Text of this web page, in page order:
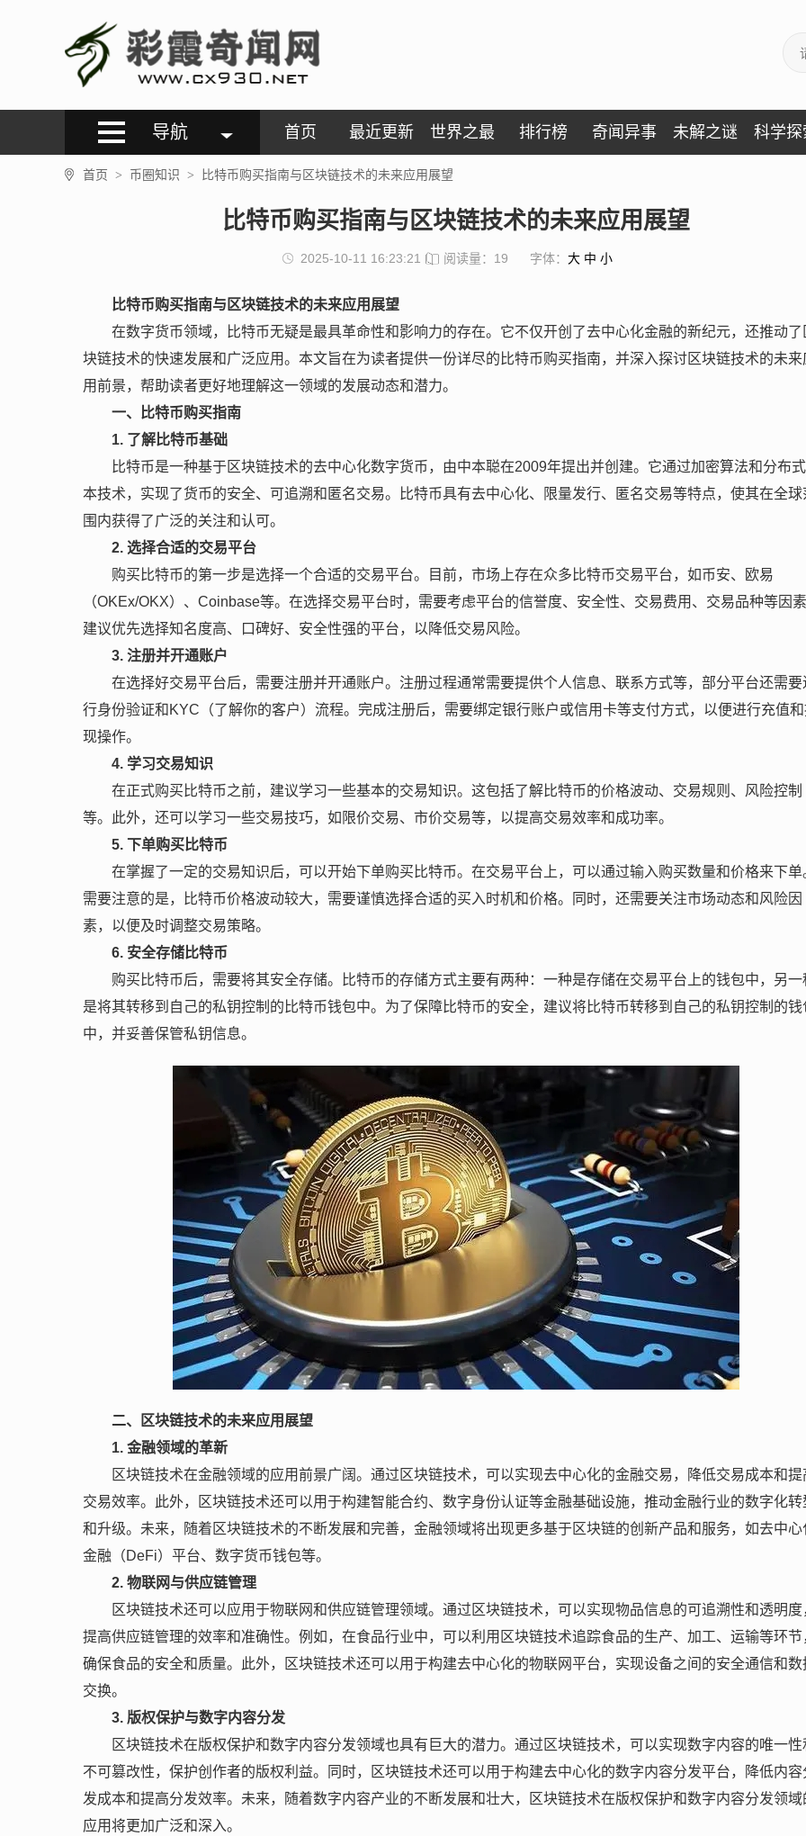
导航 首页 最近更新 世界之最 排行榜 奇闻异事 未解之谜 科学探
首页 > 币圈知识 > 比特币购买指南与区块链技术的未来应用展望
比特币购买指南与区块链技术的未来应用展望
2025-10-11 16:23:21 阅读量：19 字体： 大 中 小
比特币购买指南与区块链技术的未来应用展望
在数字货币领域，比特币无疑是最具革命性和影响力的存在。它不仅开创了去中心化金融的新纪元，还推动了
块链技术的快速发展和广泛应用。本文旨在为读者提供一份详尽的比特币购买指南，并深入探讨区块链技术的未来
用前景，帮助读者更好地理解这一领域的发展动态和潜力。
一、比特币购买指南
1. 了解比特币基础
比特币是一种基于区块链技术的去中心化数字货币，由中本聪在2009年提出并创建。它通过加密算法和分布
本技术，实现了货币的安全、可追溯和匿名交易。比特币具有去中心化、限量发行、匿名交易等特点，使其在全球
围内获得了广泛的关注和认可。
2. 选择合适的交易平台
购买比特币的第一步是选择一个合适的交易平台。目前，市场上存在众多比特币交易平台，如币安、欧易
（OKEx/OKX）、Coinbase等。在选择交易平台时，需要考虑平台的信誉度、安全性、交易费用、交易品种等因素
建议优先选择知名度高、口碑好、安全性强的平台，以降低交易风险。
3. 注册并开通账户
在选择好交易平台后，需要注册并开通账户。注册过程通常需要提供个人信息、联系方式等，部分平台还需要
行身份验证和KYC（了解你的客户）流程。完成注册后，需要绑定银行账户或信用卡等支付方式，以便进行充值和
现操作。
4. 学习交易知识
在正式购买比特币之前，建议学习一些基本的交易知识。这包括了解比特币的价格波动、交易规则、风险控制
等。此外，还可以学习一些交易技巧，如限价交易、市价交易等，以提高交易效率和成功率。
5. 下单购买比特币
在掌握了一定的交易知识后，可以开始下单购买比特币。在交易平台上，可以通过输入购买数量和价格来下单
需要注意的是，比特币价格波动较大，需要谨慎选择合适的买入时机和价格。同时，还需要关注市场动态和风险因
素，以便及时调整交易策略。
6. 安全存储比特币
购买比特币后，需要将其安全存储。比特币的存储方式主要有两种：一种是存储在交易平台上的钱包中，另一
是将其转移到自己的私钥控制的比特币钱包中。为了保障比特币的安全，建议将比特币转移到自己的私钥控制的钱
中，并妥善保管私钥信息。
二、区块链技术的未来应用展望
1. 金融领域的革新
区块链技术在金融领域的应用前景广阔。通过区块链技术，可以实现去中心化的金融交易，降低交易成本和提
交易效率。此外，区块链技术还可以用于构建智能合约、数字身份认证等金融基础设施，推动金融行业的数字化转
和升级。未来，随着区块链技术的不断发展和完善，金融领域将出现更多基于区块链的创新产品和服务，如去中心
金融（DeFi）平台、数字货币钱包等。
2. 物联网与供应链管理
区块链技术还可以应用于物联网和供应链管理领域。通过区块链技术，可以实现物品信息的可追溯性和透明度
提高供应链管理的效率和准确性。例如，在食品行业中，可以利用区块链技术追踪食品的生产、加工、运输等环节
确保食品的安全和质量。此外，区块链技术还可以用于构建去中心化的物联网平台，实现设备之间的安全通信和数
交换。
3. 版权保护与数字内容分发
区块链技术在版权保护和数字内容分发领域也具有巨大的潜力。通过区块链技术，可以实现数字内容的唯一性
不可篡改性，保护创作者的版权利益。同时，区块链技术还可以用于构建去中心化的数字内容分发平台，降低内容
发成本和提高分发效率。未来，随着数字内容产业的不断发展和壮大，区块链技术在版权保护和数字内容分发领域
应用将更加广泛和深入。